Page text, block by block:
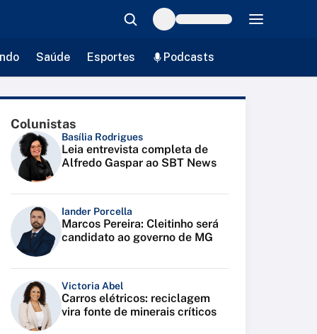
Saúde Esportes Podcasts
Colunistas
Basília Rodrigues
Leia entrevista completa de
Alfredo Gaspar ao SBT News
Iander Porcella
Marcos Pereira: Cleitinho será
candidato ao governo de MG
Victoria Abel
Carros elétricos: reciclagem
vira fonte de minerais críticos